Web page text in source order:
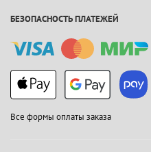
БЕЗОПАСНОСТЬ ПЛАТЕЖЕЙ
Все формы оплаты заказа